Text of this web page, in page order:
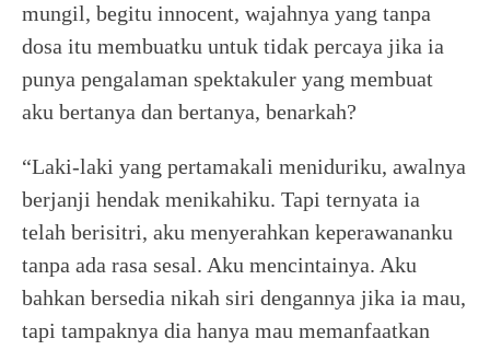
mungil, begitu innocent, wajahnya yang tanpa
dosa itu membuatku untuk tidak percaya jika ia
punya pengalaman spektakuler yang membuat
aku bertanya dan bertanya, benarkah?
“Laki-laki yang pertamakali meniduriku, awalnya
berjanji hendak menikahiku. Tapi ternyata ia
telah berisitri, aku menyerahkan keperawananku
tanpa ada rasa sesal. Aku mencintainya. Aku
bahkan bersedia nikah siri dengannya jika ia mau,
tapi tampaknya dia hanya mau memanfaatkan